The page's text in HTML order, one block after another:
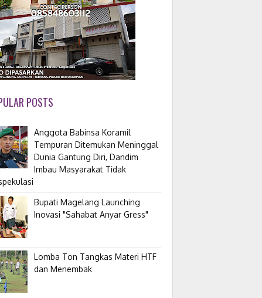
POSTS
Anggota Babinsa Koramil
Tempuran Ditemukan Meninggal
Dunia Gantung Diri, Dandim
Imbau Masyarakat Tidak
Bupati Magelang Launching
Inovasi "Sahabat Anyar Gress"
Lomba Ton Tangkas Materi HTF
dan Menembak